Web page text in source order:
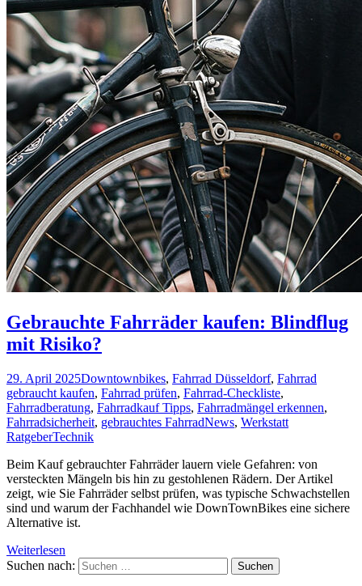
Gebrauchte Fahrräder kaufen: Blindflug
mit Risiko?
29. April 2025Downtownbikes, Fahrrad Düsseldorf, Fahrrad
gebraucht kaufen, Fahrrad prüfen, Fahrrad-Checkliste,
Fahrradberatung, Fahrradkauf Tipps, Fahrradmängel erkennen,
Fahrradsicherheit, gebrauchtes FahrradNews, Werkstatt
RatgeberTechnik
Beim Kauf gebrauchter Fahrräder lauern viele Gefahren: von
versteckten Mängeln bis hin zu gestohlenen Rädern. Der Artikel
zeigt, wie Sie Fahrräder selbst prüfen, was typische Schwachstellen
sind und warum der Fachhandel wie DownTownBikes eine sichere
Alternative ist.
Weiterlesen
Suchen nach: